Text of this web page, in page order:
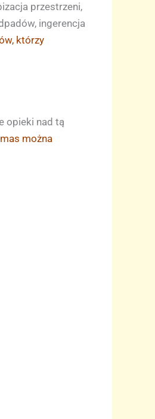
przestrzeni,
ingerencja
którzy
opieki nad tą
można